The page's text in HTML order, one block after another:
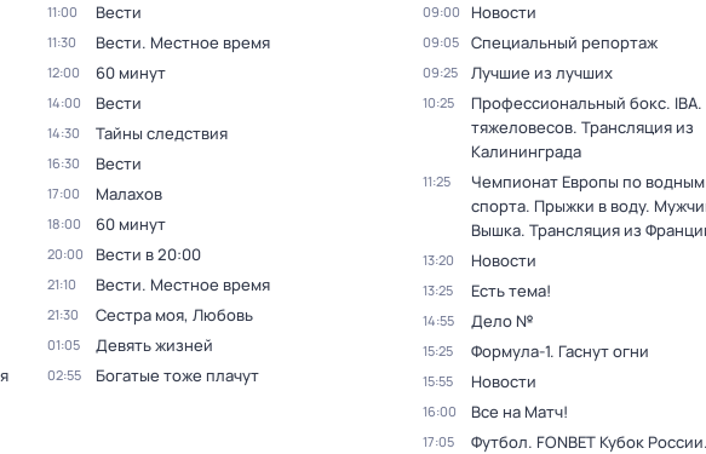
11:00 Вести
11:30 Вести. Местное время
12:00 60 минут
14:00 Вести
14:30 Тайны следствия
16:30 Вести
17:00 Малахов
18:00 60 минут
20:00 Вести в 20:00
21:10 Вести. Местное время
21:30 Сестра моя, Любовь
01:05 Девять жизней
02:55 Богатые тоже плачут
09:00 Новости
09:05 Специальный репортаж
09:25 Лучшие из лучших
10:25
Профессиональный бокс. IBA.
тяжеловесов. Трансляция из
Калининграда
11:25
Чемпионат Европы по
спорта. Прыжки в воду.
Вышка. Трансляция из
13:20 Новости
13:25 Есть тема!
14:55 Дело №
15:25 Формула-1. Гаснут огни
15:55 Новости
16:00 Все на Матч!
17:05 Футбол. FONBET Кубок